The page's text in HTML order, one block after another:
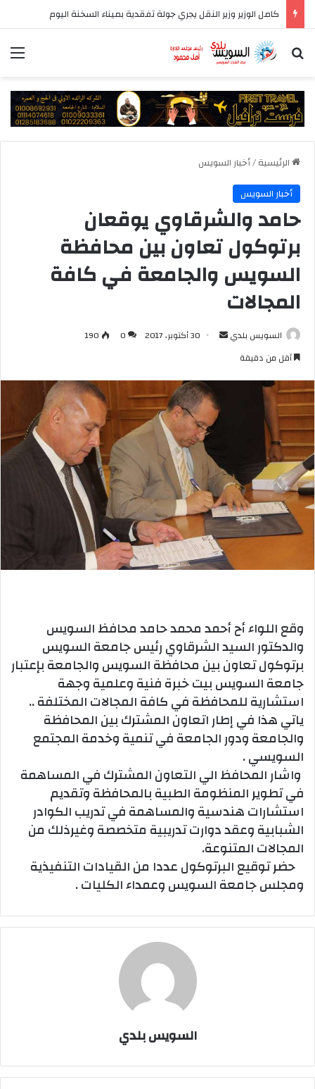
كامل الوزير وزير النقل يجري جولة تفقدية بميناء السخنة اليوم
بحث عن
الرئيسية/أخبار السويس
أخبار السويس
حامد والشرقاوي يوقعان
برتوكول تعاون بين محافظة
السويس والجامعة في كافة
المجالات
السويس بلدي
أرسل 30 أكتوبر، 2017 0
190
أقل من دقيقة
وقع اللواء أح أحمد محمد حامد محافظ السويس
والدكتور السيد الشرقاوي رئيس جامعة السويس
برتوكول تعاون بين محافظة السويس والجامعة بإعتبار
جامعة السويس بيت خبرة فنية وعلمية وجهة
استشارية للمحافظة في كافة المجالات المختلفة ..
ياتي هذا في إطار اتعاون المشترك بين المحافظة
والجامعة ودور الجامعة في تنمية وخدمة المجتمع
السويسي .
واشار المحافظ الي التعاون المشترك في المساهمة
في تطوير المنظومة الطبية بالمحافظة وتقديم
استشارات هندسية والمساهمة في تدريب الكوادر
الشبابية وعقد دوارت تدريبية متخصصة وغيرذلك من
المجالات المتنوعة.
حضر توقيع البرتوكول عددا من القيادات التنفيذية
ومجلس جامعة السويس وعمداء الكليات .
السويس بلدي